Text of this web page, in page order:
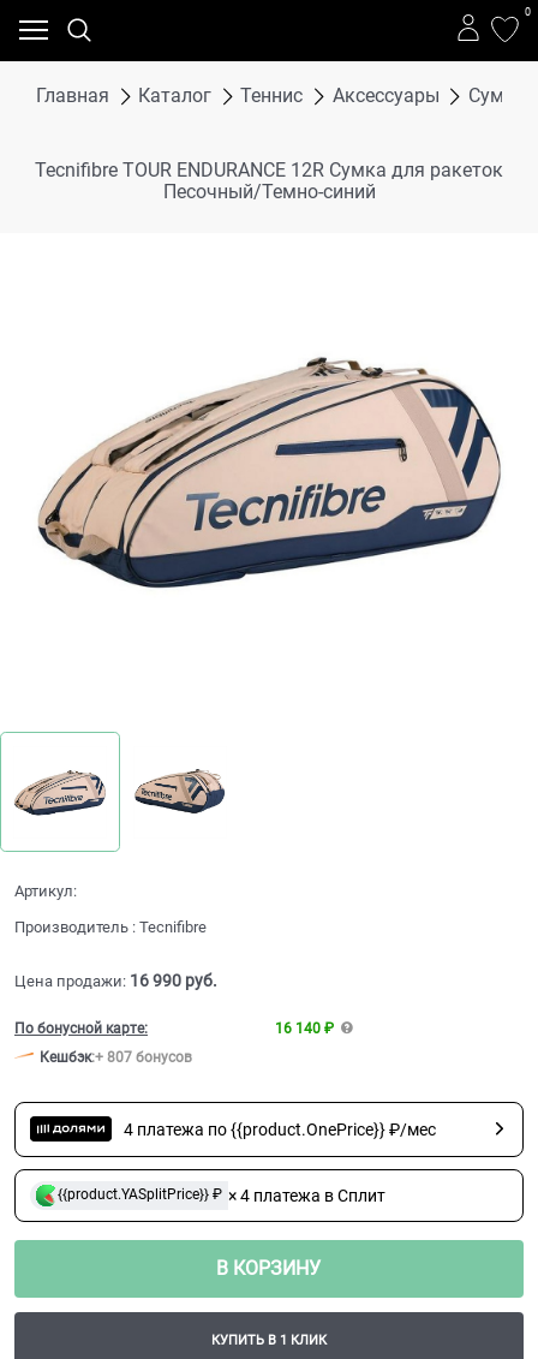
0
Главная Каталог Теннис Аксессуары Сумки,
Tecnifibre TOUR ENDURANCE 12R Сумка для ракеток
Песочный/Темно-синий
Артикул:
Производитель : Tecnifibre
Цена продажи: 16 990 руб.
По бонусной карте:
16 140 ₽
Кешбэк:+ 807 бонусов
4 платежа по {{product.OnePrice}} ₽/мес
{{product.YASplitPrice}} ₽ × 4 платежа в Сплит
В КОРЗИНУ
КУПИТЬ В 1 КЛИК